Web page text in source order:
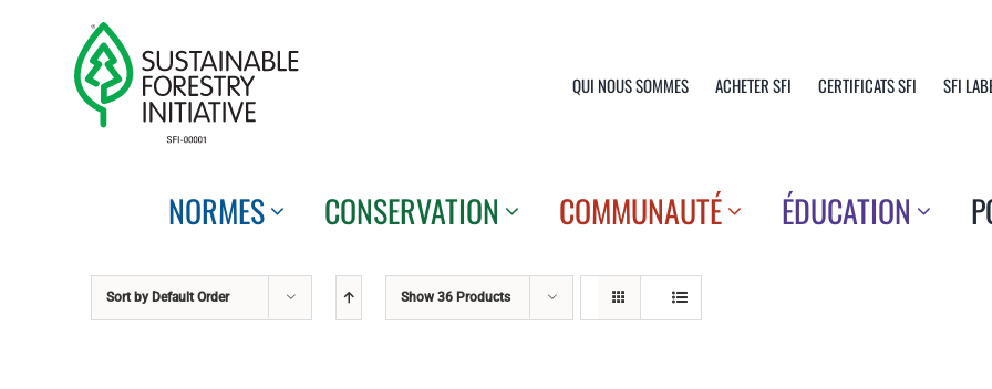
QUI NOUS SOMMES ACHETER SFI CERTIFICATS SFI SFI
NORMES CONSERVATION COMMUNAUTÉ ÉDUCATION
Sort by Default Order Show36 Products